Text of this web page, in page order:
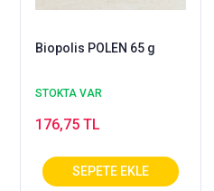
Biopolis POLEN 65 g
STOKTA VAR
176,75 TL